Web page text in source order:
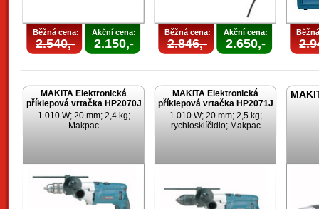
Běžná cena:
2.540,-
Akční cena:
2.150,-
Běžná cena:
2.846,-
Akční cena:
2.650,-
MAKITA Elektronická
příklepová vrtačka HP2070J
1.010 W; 20 mm; 2,4 kg;
Makpac
MAKITA Elektronická
příklepová vrtačka HP2071J
1.010 W; 20 mm; 2,5 kg;
rychlosklíčidlo; Makpac